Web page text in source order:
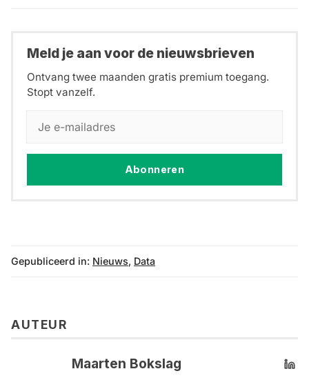
Meld je aan voor de nieuwsbrieven
Ontvang twee maanden gratis premium toegang.
Stopt vanzelf.
Abonneren
Gepubliceerd in: Nieuws, Data
AUTEUR
Maarten Bokslag